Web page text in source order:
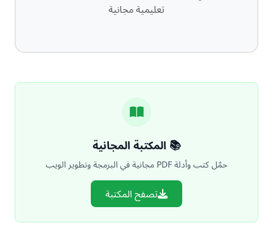
تعليمية مجانية
📚 المكتبة المجانية
حمّل كتب وأدلة PDF مجانية في البرمجة وتطوير الويب
تصفح المكتبة